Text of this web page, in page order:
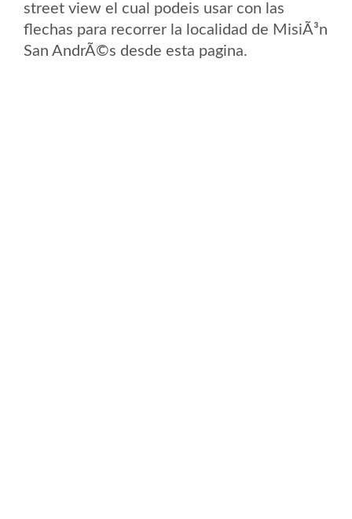
street view el cual podeis usar con las
flechas para recorrer la localidad de MisiÃ³n
San AndrÃ©s desde esta pagina.